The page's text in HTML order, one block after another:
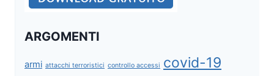
ARGOMENTI
armi attacchi terroristici controllo accessi covid-19